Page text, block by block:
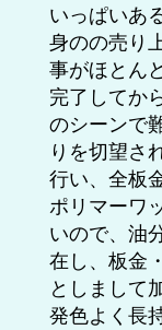
いっぱいあ
身のの売り
事がほとん
完了してか
のシーンで
りを切望さ
行い、全板
ポリマーワ
いので、油
在し、板金
としまして
発色よく長